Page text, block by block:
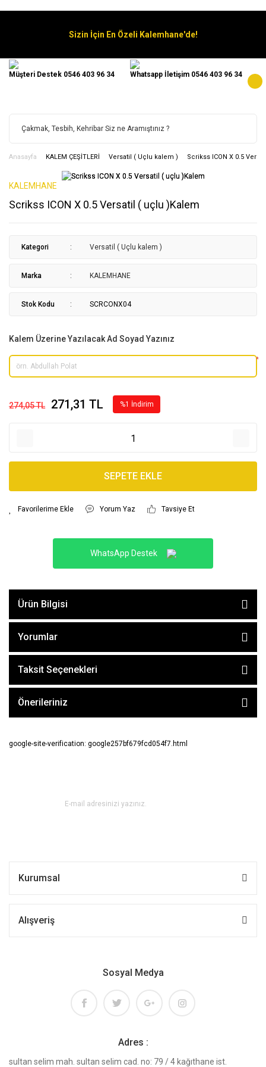
Sizin İçin En Özeli Kalemhane'de!
Müşteri Destek 0546 403 96 34 Whatsapp İletişim 0546 403 96 34
Anasayfa KALEM ÇEŞİTLERİ Versatil ( Uçlu kalem ) Scrikss ICON X 0.5
KALEMHANE
Scrikss ICON X 0.5 Versatil ( uçlu )Kalem
Kategori Versatil ( Uçlu kalem )
Marka KALEMHANE
Stok Kodu SCRCONX04
Kalem Üzerine Yazılacak Ad Soyad Yazınız
*
274,05 TL 271,31 TL %1 İndirim
SEPETE EKLE
Yorum Yaz Tavsiye Et
WhatsApp Destek
Ürün Bilgisi
Yorumlar
Taksit Seçenekleri
Önerileriniz
google-site-verification: google257bf679fcd054f7.html
Kurumsal
Alışveriş
Sosyal Medya
Adres :
sultan selim mah. sultan selim cad. no: 79 / 4 kağıthane ist.